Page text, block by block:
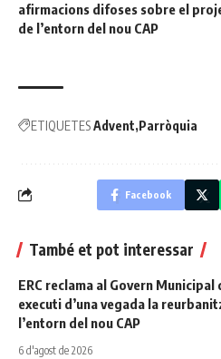
afirmacions difoses sobre el
de l’entorn del nou CAP
ETIQUETESAdvent Parròquia
Facebook
També et pot interessar
ERC reclama al Govern Municipal
executi d’una vegada la
l’entorn del nou CAP
6 d'agost de 2026